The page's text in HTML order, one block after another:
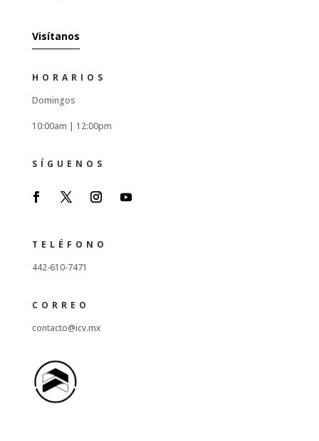
Visítanos
HORARIOS
Domingos
10:00am | 12:00pm
SÍGUENOS
TELÉFONO
442-610-7471
CORREO
contacto@icv.mx